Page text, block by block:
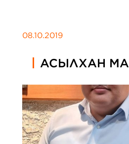
08.10.2019
АСЫЛХАН